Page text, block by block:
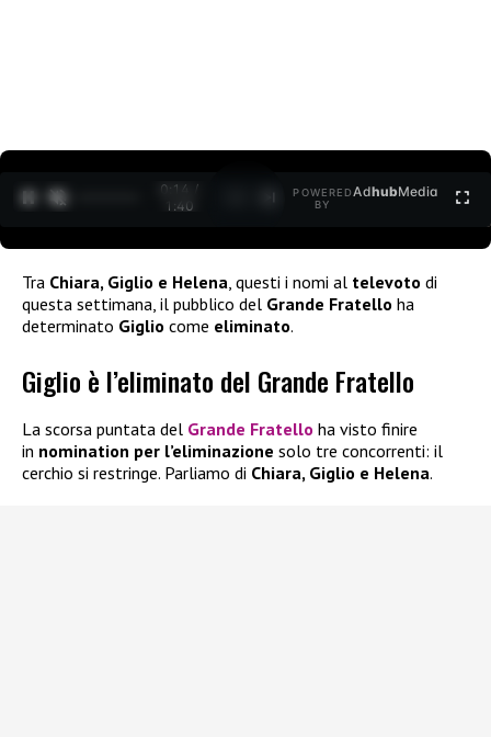
0:15 /
1:40
POWERED
BY
AdhubMedia
Tra Chiara, Giglio e Helena , questi i nomi al televoto di
questa settimana, il pubblico del Grande Fratello ha
determinato Giglio come eliminato.
Giglio è l’eliminato del Grande Fratello
La scorsa puntata del Grande Fratello ha visto finire
in nomination per l’eliminazione solo tre concorrenti: il
cerchio si restringe. Parliamo di Chiara, Giglio e Helena.